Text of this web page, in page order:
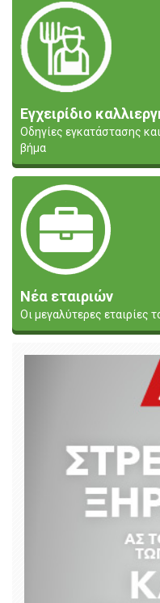
Εγχειρίδιο
Οδηγίες εγκατάστασης
βήμα
Νέα εταιριών
Οι μεγαλύτερες εταιρίες